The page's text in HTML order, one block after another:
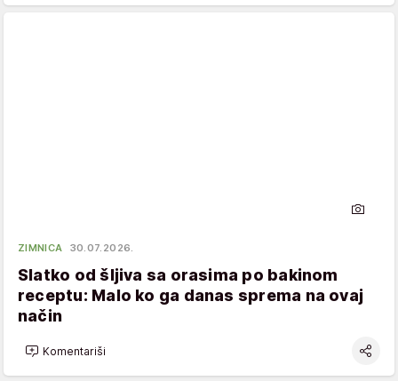
ZIMNICA 30.07.2026.
Slatko od šljiva sa orasima po bakinom
receptu: Malo ko ga danas sprema na ovaj
način
Komentariši